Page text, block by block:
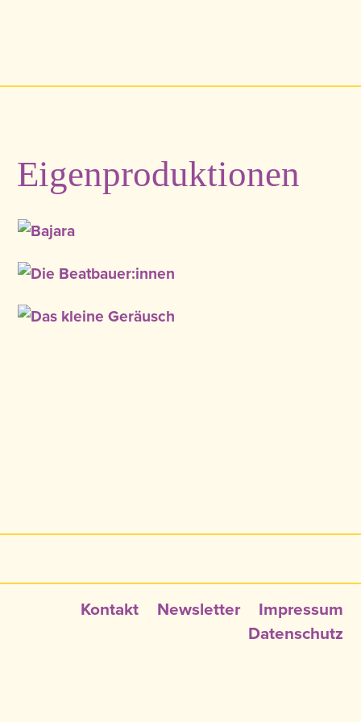
Eigenproduktionen
Kontakt Newsletter
Impressum
Datenschutz